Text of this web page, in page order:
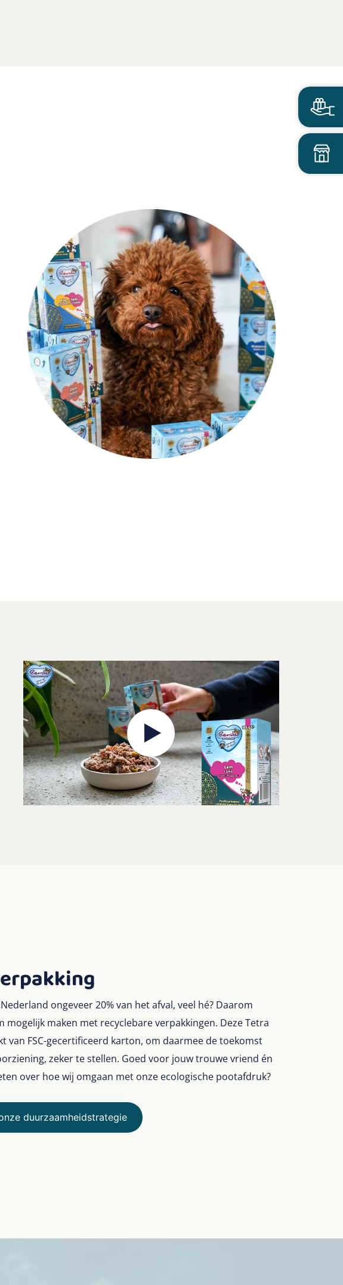
ongeveer 20% van het afval, veel hé? Daarom
mogelijk maken met recyclebare verpakkingen. Deze Tetra
van FSC-gecertificeerd karton, om daarmee de toekomst
zeker te stellen. Goed voor jouw trouwe vriend én
over hoe wij omgaan met onze ecologische pootafdruk?
duurzaamheidstrategie